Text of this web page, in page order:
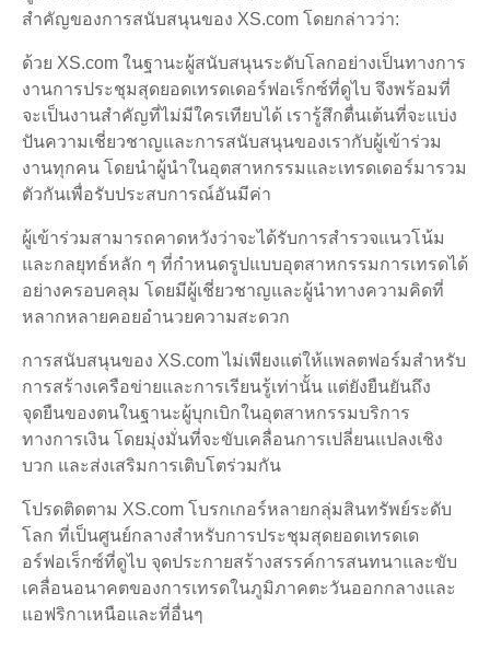
สำคัญของการสนับสนุนของ XS.com โดยกล่าวว่า:
ด้วย XS.com ในฐานะผู้สนับสนุนระดับโลกอย่างเป็นทางการ
งานการประชุมสุดยอดเทรดเดอร์ฟอเร็กซ์ที่ดูไบ จึงพร้อมที่
จะเป็นงานสำคัญที่ไม่มีใครเทียบได้ เรารู้สึกตื่นเต้นที่จะแบ่ง
ปันความเชี่ยวชาญและการสนับสนุนของเรากับผู้เข้าร่วม
งานทุกคน โดยนำผู้นำในอุตสาหกรรมและเทรดเดอร์มารวม
ตัวกันเพื่อรับประสบการณ์อันมีค่า
ผู้เข้าร่วมสามารถคาดหวังว่าจะได้รับการสำรวจแนวโน้ม
และกลยุทธ์หลัก ๆ ที่กำหนดรูปแบบอุตสาหกรรมการเทรดได้
อย่างครอบคลุม โดยมีผู้เชี่ยวชาญและผู้นำทางความคิดที่
หลากหลายคอยอำนวยความสะดวก
การสนับสนุนของ XS.com ไม่เพียงแต่ให้แพลตฟอร์มสำหรับ
การสร้างเครือข่ายและการเรียนรู้เท่านั้น แต่ยังยืนยันถึง
จุดยืนของตนในฐานะผู้บุกเบิกในอุตสาหกรรมบริการ
ทางการเงิน โดยมุ่งมั่นที่จะขับเคลื่อนการเปลี่ยนแปลงเชิง
บวก และส่งเสริมการเติบโตร่วมกัน
โปรดติดตาม XS.com โบรกเกอร์หลายกลุ่มสินทรัพย์ระดับ
โลก ที่เป็นศูนย์กลางสำหรับการประชุมสุดยอดเทรดเด
อร์ฟอเร็กซ์ที่ดูไบ จุดประกายสร้างสรรค์การสนทนาและขับ
เคลื่อนอนาคตของการเทรดในภูมิภาคตะวันออกกลางและ
แอฟริกาเหนือและที่อื่นๆ